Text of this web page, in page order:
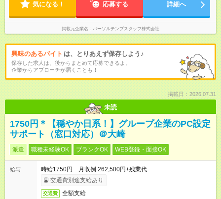
気になる！ 応募する 詳細へ
掲載元企業名 パーソルテンプスタッフ株式会社
興味のあるバイト は、とりあえず保存しよう♪
保存した求人は、後からまとめて応募できるよ。
企業からアプローチが届くことも！
掲載日：2026.07.31
未読
1750円＊【穏やか日系！】グループ企業のPC設定
サポート（窓口対応）＠大崎
派遣 職種未経験OK ブランクOK WEB登録・面接OK
給与
時給1750円 月収例 262,500円+残業代
交通費別途支給あり
交通費 全額支給